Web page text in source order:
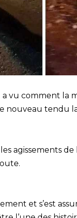
vu comment la
tendu
agissements de
et s’est